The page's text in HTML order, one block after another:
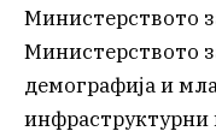
Министерството
Министерството
демографија и